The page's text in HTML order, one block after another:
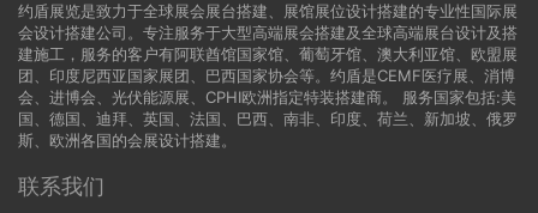
约盾展览是致力于全球展会展台搭建、展馆展位设计搭建的专业性国际展
会设计搭建公司。专注服务于大型高端展会搭建及全球高端展台设计及搭
建施工，服务的客户有阿联酋馆国家馆、葡萄牙馆、澳大利亚馆、欧盟展
团、印度尼西亚国家展团、巴西国家协会等。约盾是CEMF医疗展、消博
会、进博会、光伏能源展、CPHI欧洲指定特装搭建商。 服务国家包括:美
国、 德国、迪拜、英国、法国、巴西、南非、印度、荷兰、新加坡、俄罗
斯、欧洲各国的会展设计搭建。
联系我们